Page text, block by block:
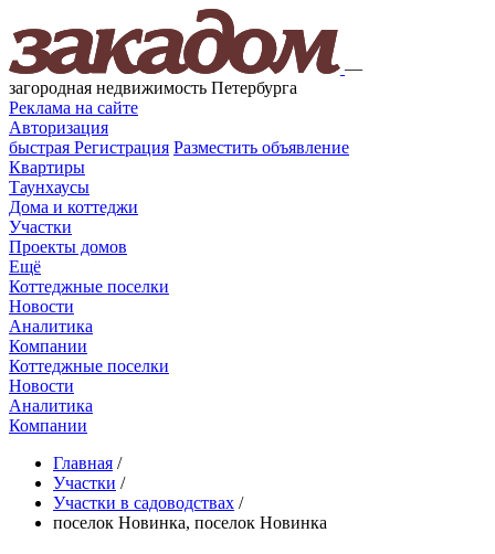
—
загородная недвижимость Петербурга
Реклама на сайте
Авторизация
быстрая Регистрация Разместить объявление
Квартиры
Таунхаусы
Дома и коттеджи
Участки
Проекты домов
Ещё
Коттеджные поселки
Новости
Аналитика
Компании
Коттеджные поселки
Новости
Аналитика
Компании
Главная /
Участки /
Участки в садоводствах /
поселок Новинка, поселок Новинка